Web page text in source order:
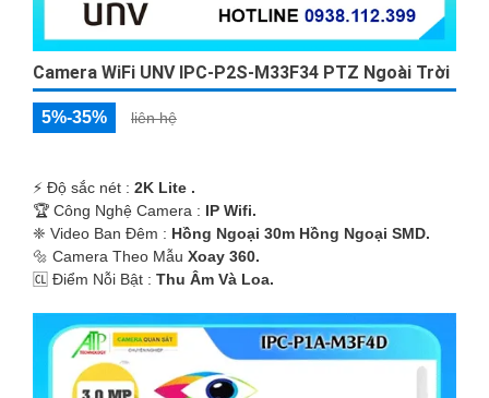
Camera WiFi UNV IPC-P2S-M33F34 PTZ Ngoài Trời
5%-35% liên hệ
️⚡ Độ sắc nét : 2K Lite .
🏆 Công Nghệ Camera : IP Wifi.
❈ Video Ban Đêm : Hồng Ngoại 30m Hồng Ngoại SMD.
🔩 Camera Theo Mẫu Xoay 360.
️🆑 Điểm Nỗi Bật : Thu Âm Và Loa.